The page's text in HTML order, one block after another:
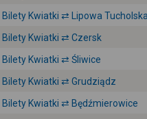
Bilety Kwiatki ⇄ Lipowa Tucholska
Bilety Kwiatki ⇄ Czersk
Bilety Kwiatki ⇄ Śliwice
Bilety Kwiatki ⇄ Grudziądz
Bilety Kwiatki ⇄ Będźmierowice